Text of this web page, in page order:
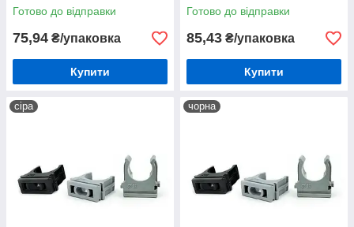
Готово до відправки
75,94 ₴/упаковка
Купити
Готово до відправки
85,43 ₴/упаковка
Купити
сіра чорна